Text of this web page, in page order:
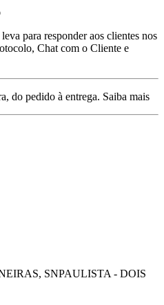
para responder aos clientes nos
Chat com o Cliente e
do pedido à entrega. Saiba mais
SNPAULISTA - DOIS